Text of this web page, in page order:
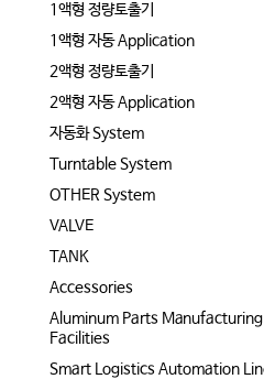
1액형 정량토출기
1액형 자동 Application
2액형 정량토출기
2액형 자동 Application
자동화 System
Turntable System
OTHER System
VALVE
TANK
Accessories
Aluminum Parts Manufacturing
Facilities
Smart Logistics Automation